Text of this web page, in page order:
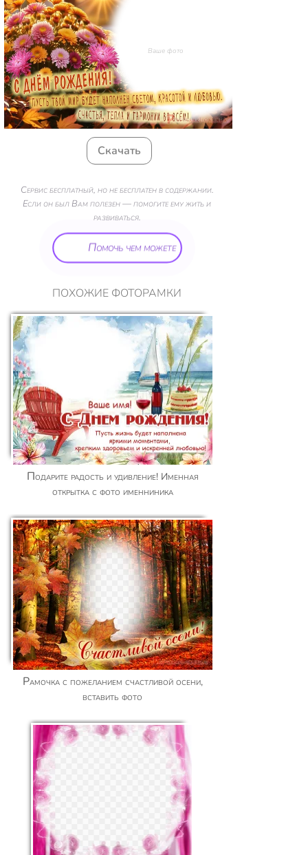
Ваше фото
Скачать
Сервис бесплатный, но не бесплатен в содержании.
Если он был Вам полезен — помогите ему жить и
развиваться.
Помочь чем можете
ПОХОЖИЕ ФОТОРАМКИ
Подарите радость и удивление! Именная
открытка с фото именниника
Рамочка с пожеланием счастливой осени,
вставить фото